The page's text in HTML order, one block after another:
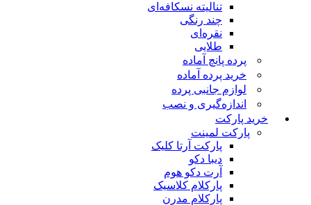
تنالیته نسکافه‌ای
چند رنگی
نقره‌ای
پرده پانچ آماده
خرید پرده آماده
لوازم جانبی پرده
اندازه‌گیری و نصب
خرید پارکت
پارکت لمینت
پارکت آرتا کلیک
دیبا دکو
آرت دکو هوم
پارکلام کلاسیک
پارکلام مدرن